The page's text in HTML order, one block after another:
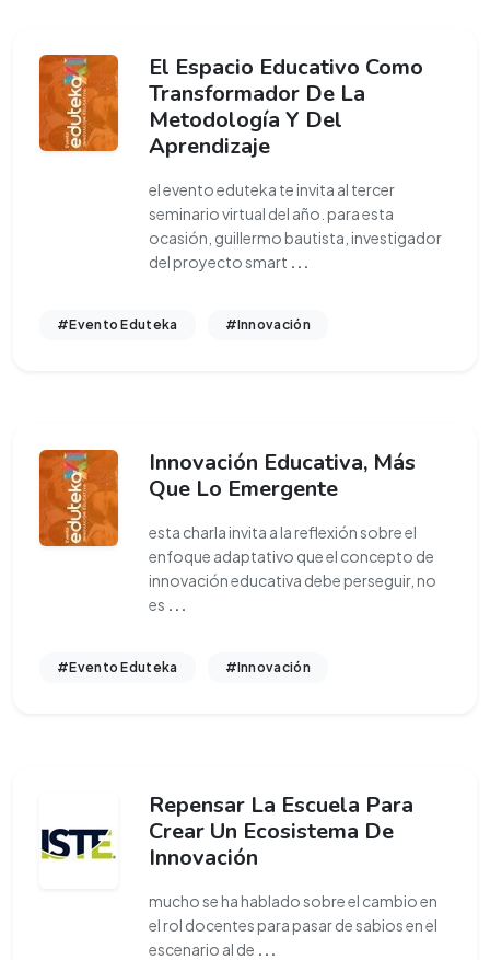
El Espacio Educativo Como
Transformador De La
Metodología Y Del
Aprendizaje
el evento eduteka te invita al tercer
seminario virtual del año. para esta
ocasión, guillermo bautista, investigador
del proyecto smart ...
#Evento Eduteka #Innovación
Innovación Educativa, Más
Que Lo Emergente
esta charla invita a la reflexión sobre el
enfoque adaptativo que el concepto de
innovación educativa debe perseguir, no
es ...
#Evento Eduteka #Innovación
Repensar La Escuela Para
Crear Un Ecosistema De
Innovación
mucho se ha hablado sobre el cambio en
el rol docentes para pasar de sabios en el
escenario al de ...